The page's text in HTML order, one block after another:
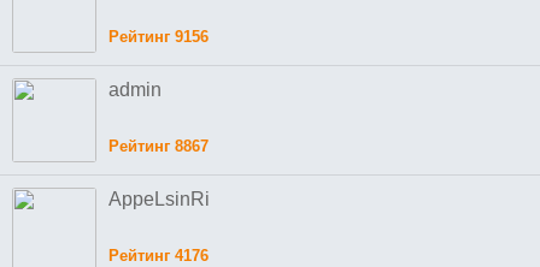
Рейтинг 9156
admin
Рейтинг 8867
AppeLsinRi
Рейтинг 4176